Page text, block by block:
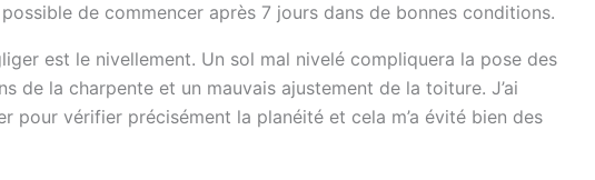
de commencer après 7 jours dans de bonnes conditions.
est le nivellement. Un sol mal nivelé compliquera la pose des
de la charpente et un mauvais ajustement de la toiture. J’ai
pour vérifier précisément la planéité et cela m’a évité bien des